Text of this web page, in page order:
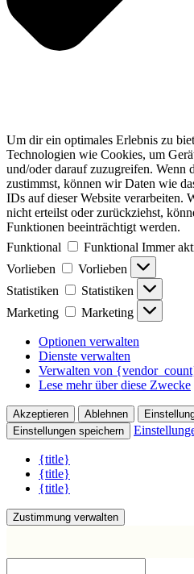
Um dir ein optimales Erlebnis zu
Technologien wie Cookies, um
und/oder darauf zuzugreifen. Wenn
zustimmst, können wir Daten wie
IDs auf dieser Website verarbeiten.
nicht erteilst oder zurückziehst,
Funktionen beeinträchtigt werden.
Funktional
Funktional Immer
Vorlieben
Vorlieben
Statistiken
Statistiken
Marketing
Marketing
Optionen verwalten
Dienste verwalten
Verwalten von
Lese mehr über diese Zwecke
Akzeptieren Ablehnen
Einstellungen speichern
{title}
{title}
{title}
Zustimmung verwalten